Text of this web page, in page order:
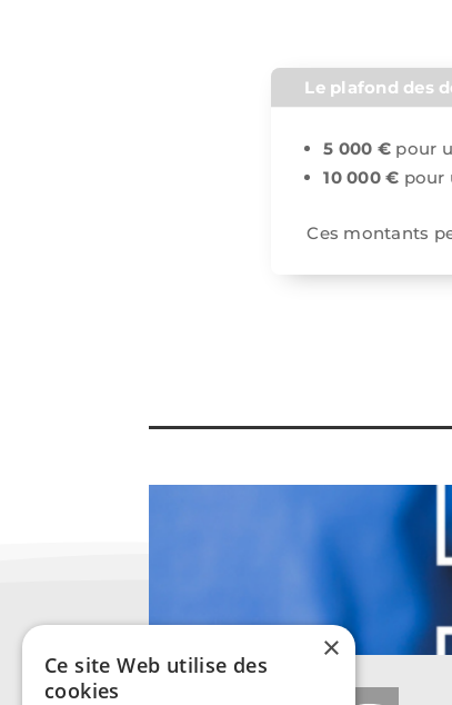
Le plafond des
5 000 € pour
10 000 € pour
Ces montants
×
Ce site Web utilise des
cookies